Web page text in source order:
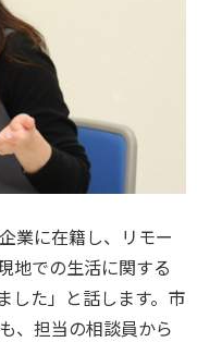
業に在籍し、リモー
地での生活に関する
した」と話します。市
、担当の相談員から